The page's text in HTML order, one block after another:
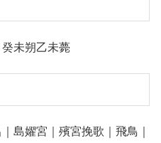
未朔乙未薨
島嬥宮｜殯宮挽歌｜飛鳥｜